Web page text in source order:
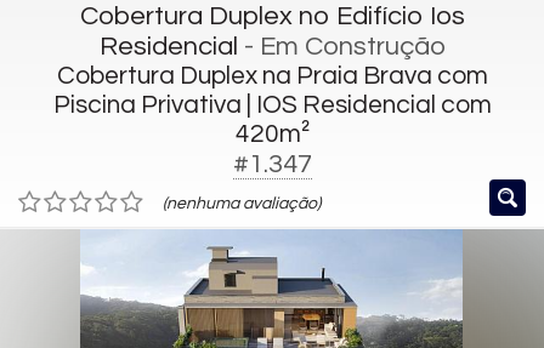
Cobertura Duplex no Edifício Ios
Residencial - Em Construção
Cobertura Duplex na Praia Brava com
Piscina Privativa | IOS Residencial com
420m²
#1.347
(nenhuma avaliação)